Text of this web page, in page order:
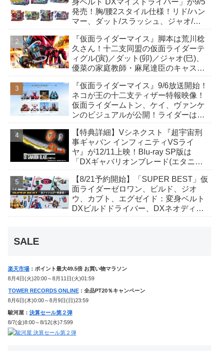
発売！胸/腰2スタイル仕様！リド/ハン
マー、ダット/スラッシュ、ジャオ/バ
も！
『仮面ライダーマイス』脚本は荒川稔
久さん！十二支同盟の仮面ライダーテ
ィグル(寅)／ダット(卯)／ジャオ(巳)、
優菜の家庭教師・麻尾達臣のキャスト
んも変身！
『仮面ライダーマイス』9/6放送開始！
ネコが王の十二支ティザー特報映像！
仮面ライダームトン、ケイ、ヴァンケ
ンのビジュアルが公開！ライダーは子
【特典詳細】Vシネクスト『超宇宙刑
事ギャバン インフィニティVSライ
ヤ』が12/11上映！Blu-ray SP版は
「DXギャバリオンブレード(エタニテ
か豪華特典付き！
【8/21予約開始】「SUPER BEST」仮
面ライダーゼロワン、ビルド、ジオ
ウ、カブト、エグゼイド：変身ベルト
DXビルドドライバー、DXネオディケ
SALE
楽天市場 ：ポイント最大49.5倍 お買い物マラソン
8月4日(火)20:00～8月11日(火)01:59
TOWER RECORDS ONLINE ：全品PT20％キャンペーン
8月6日(木)0:00～8月9日(日)23:59
駿河屋： 決算セール第２弾
8/7(金)8:00～8/12(水)7:599